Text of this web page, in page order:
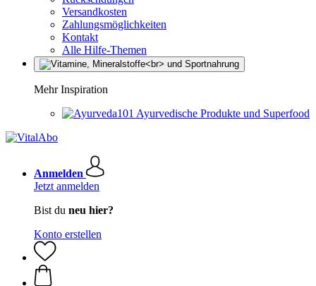
Versandkosten
Zahlungsmöglichkeiten
Kontakt
Alle Hilfe-Themen
Mehr Inspiration
Ayurvedische Produkte und Superfood
Anmelden
Jetzt anmelden
Bist du neu hier?
Konto erstellen